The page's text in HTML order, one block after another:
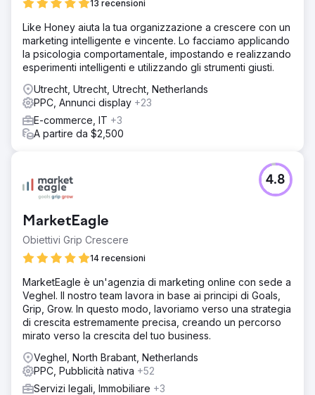
13 recensioni
Like Honey aiuta la tua organizzazione a crescere con un
marketing intelligente e vincente. Lo facciamo applicando
la psicologia comportamentale, impostando e realizzando
esperimenti intelligenti e utilizzando gli strumenti giusti.
Utrecht, Utrecht, Utrecht, Netherlands
PPC, Annunci display +23
E-commerce, IT +3
A partire da $2,500
MarketEagle
Obiettivi Grip Crescere
14 recensioni
4.8
MarketEagle è un'agenzia di marketing online con sede a
Veghel. Il nostro team lavora in base ai principi di Goals,
Grip, Grow. In questo modo, lavoriamo verso una strategia
di crescita estremamente precisa, creando un percorso
mirato verso la crescita del tuo business.
Veghel, North Brabant, Netherlands
PPC, Pubblicità nativa +52
Servizi legali, Immobiliare +3